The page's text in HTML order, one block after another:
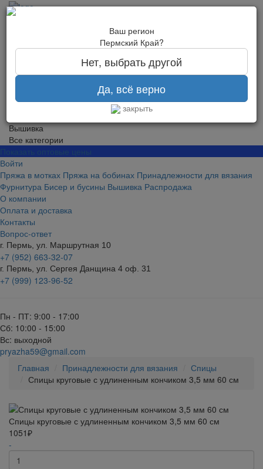
интернет-магазин пряжи
выбрать категорию
Пряжа на бобинах
Принадлежности для вязания
Фурнитура
Вышивка
Все категории
Войти
Пряжа в мотках Пряжа на бобинах Принадлежности для вязания
Фурнитура Бисер и бусины Вышивка Распродажа
О компании
Оплата и доставка
Контакты
Вопрос-ответ
г. Пермь, ул. Маршрутная 10
+7 (952) 663-32-07
г. Пермь, ул. Сергея Данщина 4 оф. 31
+7 (999) 123-96-52
Пн - ПТ: 9:00 - 17:00
Сб: 10:00 - 15:00
Вс: выходной
pryazha59@gmail.com
Главная
Принадлежности для вязания
Спицы
Спицы круговые с удлиненным кончиком 3,5 мм 60 см
Спицы круговые с удлиненным кончиком 3,5 мм 60 см
1051₽
-
Ваш регион
Пермский Край?
Нет, выбрать другой
Да, всё верно
закрыть